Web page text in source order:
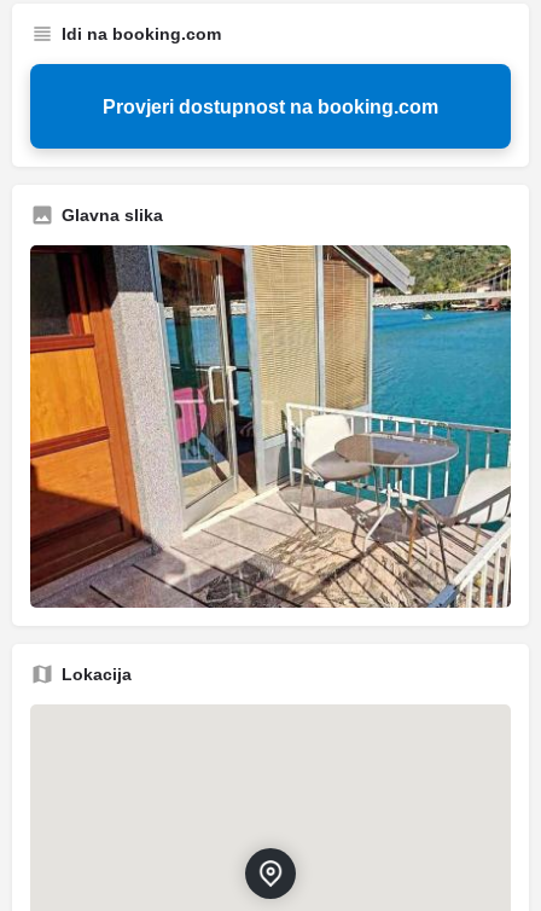
Idi na booking.com
Provjeri dostupnost na booking.com
Glavna slika
Lokacija